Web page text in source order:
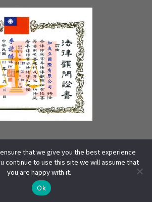
府產業商字第：10659607600號
WOORI EDUCATION GROUP. ALL RIGHTS
包含影像、文字皆來自WOORI 加拿大總部,版權所有]
BY RECAPTCHA AND THE GOOGLE
TERMS OF SERVICE
that we give you the best experience
continue to use this site we will assume that
you are happy with it.
Ok
詢